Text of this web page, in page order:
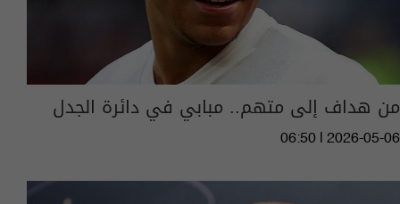
من هداف إلى متهم.. مبابي في دائرة الجدل
06:50 | 2026-05-06